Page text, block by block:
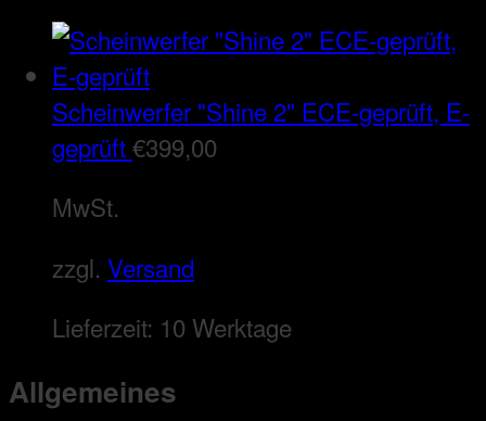
Scheinwerfer "Shine 2" ECE-geprüft, E-
geprüft€399,00
MwSt.
zzgl. Versand
Lieferzeit: 10 Werktage
Allgemeines